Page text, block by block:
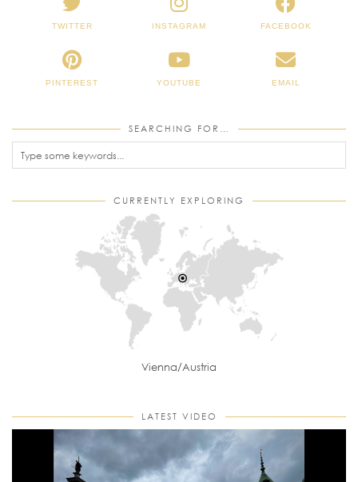
TWITTER INSTAGRAM FACEBOOK
PINTEREST YOUTUBE EMAIL
SEARCHING FOR…
CURRENTLY EXPLORING
Vienna/Austria
LATEST VIDEO